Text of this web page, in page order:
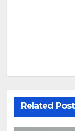
Related Post